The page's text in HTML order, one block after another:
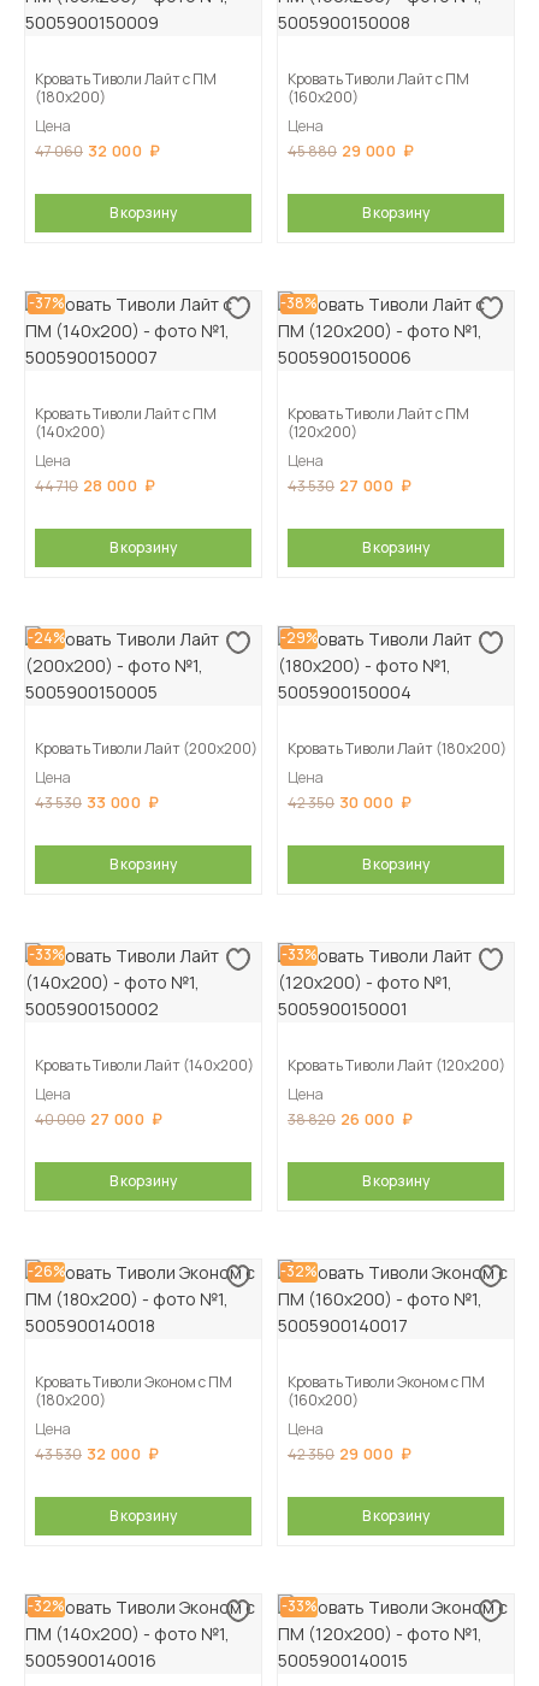
Кровать Тиволи Лайт с ПМ
(180х200)
Цена
47 060 32 000
В корзину
Кровать Тиволи Лайт с ПМ
(160х200)
Цена
45 880 29 000
В корзину
-37%
Кровать Тиволи Лайт с ПМ
(140х200)
Цена
44 710 28 000
В корзину
-38%
Кровать Тиволи Лайт с ПМ
(120х200)
Цена
43 530 27 000
В корзину
-24%
Кровать Тиволи Лайт (200х200)
Цена
43 530 33 000
В корзину
-29%
Кровать Тиволи Лайт (180х200)
Цена
42 350 30 000
В корзину
-33%
Кровать Тиволи Лайт (140х200)
Цена
40 000 27 000
В корзину
-33%
Кровать Тиволи Лайт (120х200)
Цена
38 820 26 000
В корзину
-26%
Кровать Тиволи Эконом с ПМ
(180х200)
Цена
43 530 32 000
В корзину
-32%
Кровать Тиволи Эконом с ПМ
(160х200)
Цена
42 350 29 000
В корзину
-32% -33%